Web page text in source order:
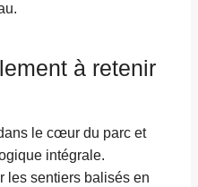
à retenir
le cœur du parc et
intégrale.
les sentiers balisés en